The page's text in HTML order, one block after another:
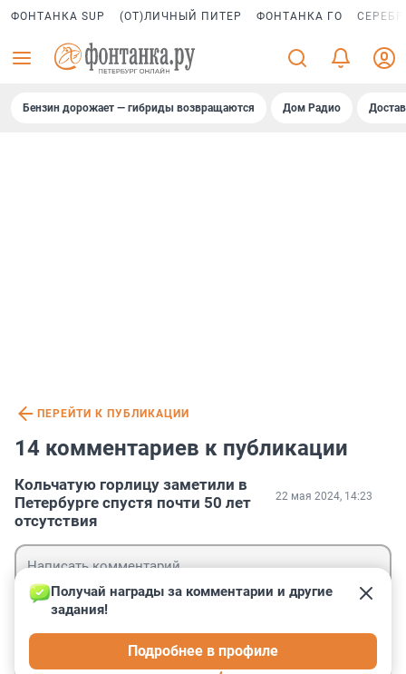
ФОНТАНКА SUP (ОТ)ЛИЧНЫЙ ПИТЕР ФОНТАНКА ГО
Бензин дорожает — гибриды возвращаются Дом Радио
ПЕРЕЙТИ К ПУБЛИКАЦИИ
14 комментариев к публикации
Кольчатую горлицу заметили в
Петербурге спустя почти 50 лет
отсутствия
22 мая 2024, 14:23
Получай награды за комментарии и другие
задания!
Подробнее в профиле